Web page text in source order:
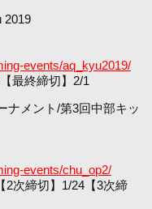
2019
events/aq_kyu2019/
最終締切】2/1
ナメント/第3回中部キッ
events/chu_op2/
2次締切】1/24【3次締